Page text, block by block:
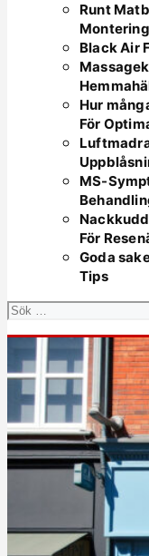
Runt
Black Air
Hur
För
MS-
För
Goda
Tips
Sök